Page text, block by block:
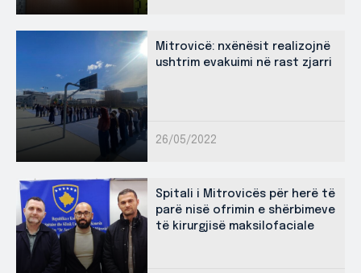
Mitrovicë: nxënësit realizojnë
ushtrim evakuimi në rast zjarri
26/05/2022
Spitali i Mitrovicës për herë të
parë nisë ofrimin e shërbimeve
të kirurgjisë maksilofaciale